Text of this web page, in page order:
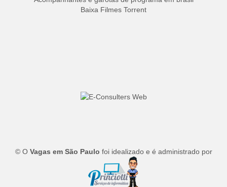
Baixa Filmes Torrent
© O Vagas em São Paulo foi idealizado e é administrado por